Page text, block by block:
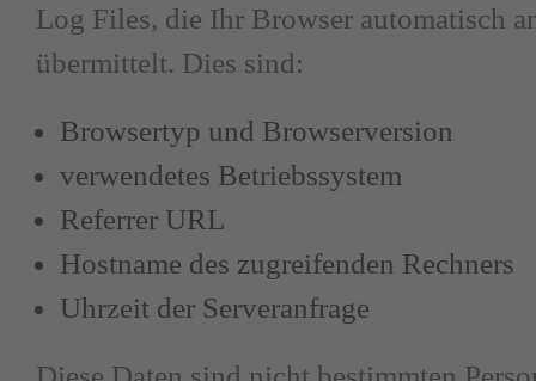
Log Files, die Ihr Browser automatisch
übermittelt. Dies sind:
Browsertyp und Browserversion
verwendetes Betriebssystem
Referrer URL
Hostname des zugreifenden Rechners
Uhrzeit der Serveranfrage